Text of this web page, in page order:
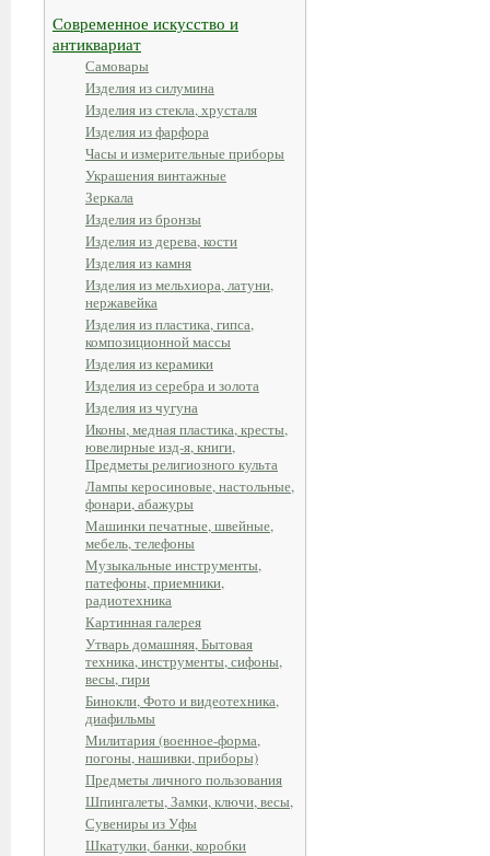
Современное искусство и
антиквариат
Самовары
Изделия из силумина
Изделия из стекла, хрусталя
Изделия из фарфора
Часы и измерительные приборы
Украшения винтажные
Зеркала
Изделия из бронзы
Изделия из дерева, кости
Изделия из камня
Изделия из мельхиора, латуни,
нержавейка
Изделия из пластика, гипса,
композиционной массы
Изделия из керамики
Изделия из серебра и золота
Изделия из чугуна
Иконы, медная пластика, кресты,
ювелирные изд-я, книги,
Предметы религиозного культа
Лампы керосиновые, настольные,
фонари, абажуры
Машинки печатные, швейные,
мебель, телефоны
Музыкальные инструменты,
патефоны, приемники,
радиотехника
Картинная галерея
Утварь домашняя, Бытовая
техника, инструменты, сифоны,
весы, гири
Бинокли, Фото и видеотехника,
диафильмы
Милитария (военное-форма,
погоны, нашивки, приборы)
Предметы личного пользования
Шпингалеты, Замки, ключи, весы,
Сувениры из Уфы
Шкатулки, банки, коробки